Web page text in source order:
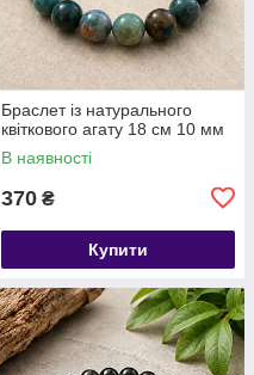
​​​​​​​Браслет із натурального
квіткового агату 18 см 10 мм
В наявності
370 ₴
Купити